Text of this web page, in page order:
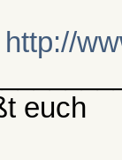
http://
euch